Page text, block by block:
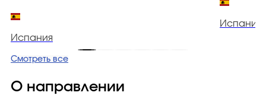
Испания
Испания
Смотреть все
О направлении